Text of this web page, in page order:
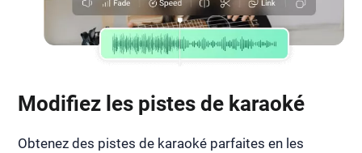
Modifiez les pistes de karaoké
Obtenez des pistes de karaoké parfaites en les